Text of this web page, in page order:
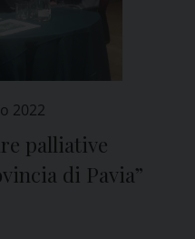
2022
palliative
di Pavia”